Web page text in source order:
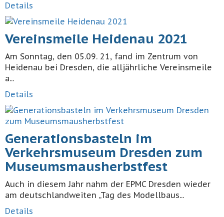
Details
Vereinsmeile Heidenau 2021
Am Sonntag, den 05.09. 21, fand im Zentrum von
Heidenau bei Dresden, die alljährliche Vereinsmeile
a...
Details
Generationsbasteln im
Verkehrsmuseum Dresden zum
Museumsmausherbstfest
Auch in diesem Jahr nahm der EPMC Dresden wieder
am deutschlandweiten „Tag des Modellbaus...
Details